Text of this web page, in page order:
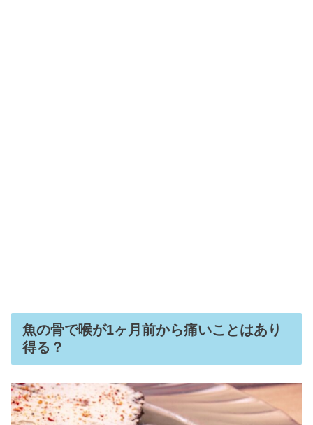
魚の骨で喉が1ヶ月前から痛いことはあり
得る？